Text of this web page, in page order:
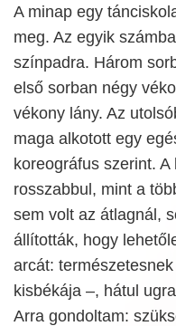
A minap egy
meg. Az egyik
színpadra. Három
első sorban négy
vékony lány. Az
maga alkotott egy
koreográfus szerint.
rosszabbul, mint a
sem volt az átlagnál,
állították, hogy
arcát:
kisbékája –, hátul
Arra gondoltam: